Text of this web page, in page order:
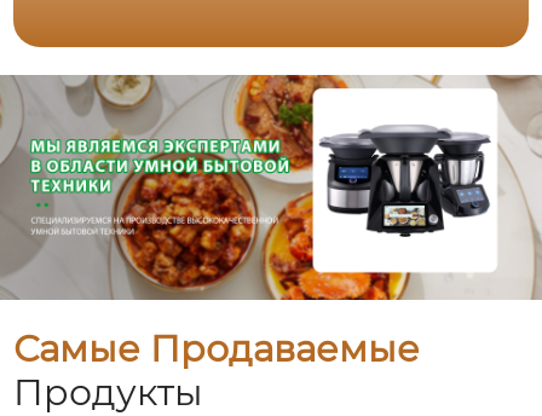
Самые Продаваемые
Продукты